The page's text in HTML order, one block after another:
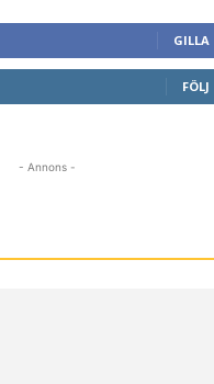
GILLA
FÖLJ
- Annons -